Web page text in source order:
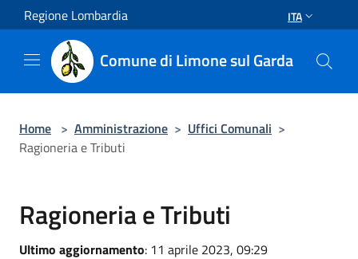
Salta al contenuto principale
Regione Lombardia ITA
Comune di Limone sul Garda
Home > Amministrazione > Uffici Comunali >
Ragioneria e Tributi
Ragioneria e Tributi
Ultimo aggiornamento: 11 aprile 2023, 09:29